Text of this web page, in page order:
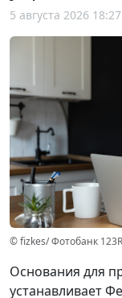
5 августа 2026 18:27
© fizkes/ Фотобанк
Основания для
устанавливает